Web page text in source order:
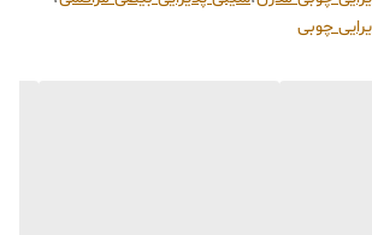
دکوری روی میز جلو مبلی یا میز پذیرایی
چوبی